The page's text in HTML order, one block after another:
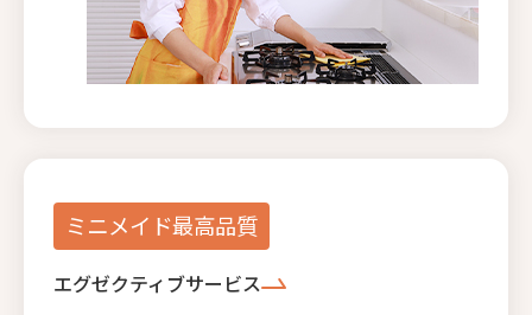
ミニメイド最高品質
エグゼクティブサービス